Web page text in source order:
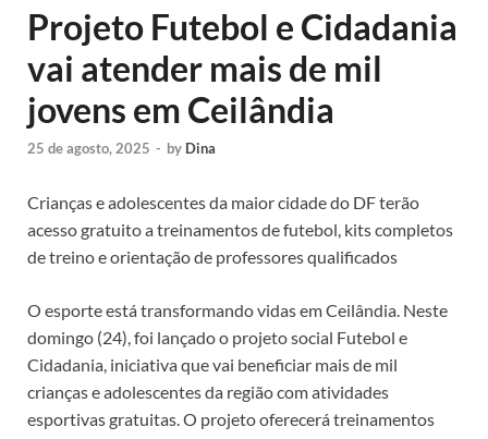
Projeto Futebol e Cidadania
vai atender mais de mil
jovens em Ceilândia
25 de agosto, 2025 - by Dina
Crianças e adolescentes da maior cidade do DF terão
acesso gratuito a treinamentos de futebol, kits completos
de treino e orientação de professores qualificados
O esporte está transformando vidas em Ceilândia. Neste
domingo (24), foi lançado o projeto social Futebol e
Cidadania, iniciativa que vai beneficiar mais de mil
crianças e adolescentes da região com atividades
esportivas gratuitas. O projeto oferecerá treinamentos